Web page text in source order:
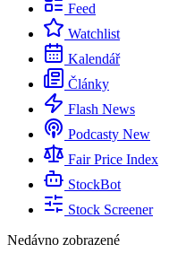
Feed
Watchlist
Kalendář
Články
Flash News
Podcasty New
Fair Price Index
StockBot
Stock Screener
Nedávno zobrazené